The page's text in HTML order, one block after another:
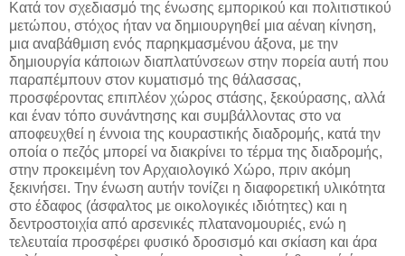
Κατά τον σχεδιασμό της ένωσης εμπορικού και πολιτιστικού
μετώπου, στόχος ήταν να δημιουργηθεί μια αέναη κίνηση,
μια αναβάθμιση ενός παρηκμασμένου άξονα, με την
δημιουργία κάποιων διαπλατύνσεων στην πορεία αυτή που
παραπέμπουν στον κυματισμό της θάλασσας,
προσφέροντας επιπλέον χώρος στάσης, ξεκούρασης, αλλά
και έναν τόπο συνάντησης και συμβάλλοντας στο να
αποφευχθεί η έννοια της κουραστικής διαδρομής, κατά την
οποία ο πεζός μπορεί να διακρίνει το τέρμα της διαδρομής,
στην προκειμένη τον Αρχαιολογικό Χώρο, πριν ακόμη
ξεκινήσει. Την ένωση αυτήν τονίζει η διαφορετική υλικότητα
στο έδαφος (άσφαλτος με οικολογικές ιδιότητες) και η
δεντροστοιχία από αρσενικές πλατανομουριές, ενώ η
τελευταία προσφέρει φυσικό δροσισμό και σκίαση και άρα